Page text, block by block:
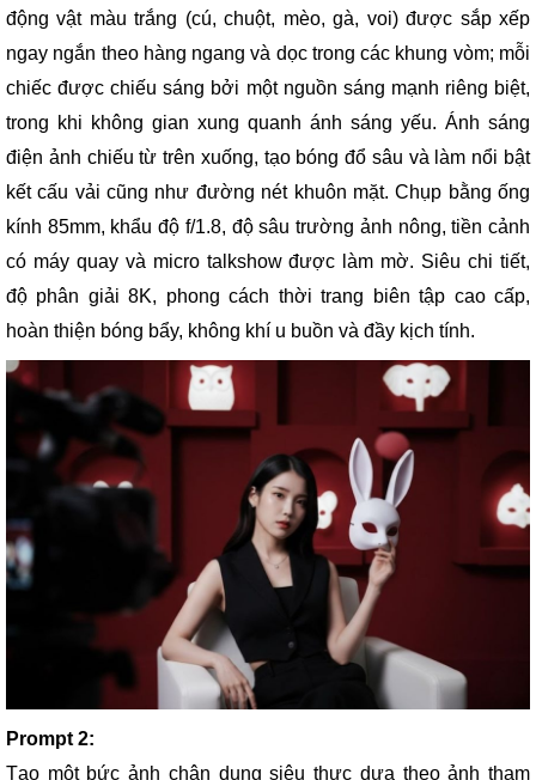
động vật màu trắng (cú, chuột, mèo, gà, voi) được sắp xếp
ngay ngắn theo hàng ngang và dọc trong các khung vòm; mỗi
chiếc được chiếu sáng bởi một nguồn sáng mạnh riêng biệt,
trong khi không gian xung quanh ánh sáng yếu. Ánh sáng
điện ảnh chiếu từ trên xuống, tạo bóng đổ sâu và làm nổi bật
kết cấu vải cũng như đường nét khuôn mặt. Chụp bằng ống
kính 85mm, khẩu độ f/1.8, độ sâu trường ảnh nông, tiền cảnh
có máy quay và micro talkshow được làm mờ. Siêu chi tiết,
độ phân giải 8K, phong cách thời trang biên tập cao cấp,
hoàn thiện bóng bẩy, không khí u buồn và đầy kịch tính.
Prompt 2:
Tạo một bức ảnh chân dung siêu thực dựa theo ảnh tham